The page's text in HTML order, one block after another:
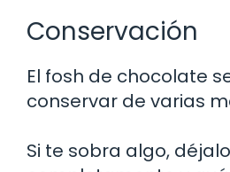
Conservación
El fosh de chocolate
conservar de varias
Si te sobra algo,